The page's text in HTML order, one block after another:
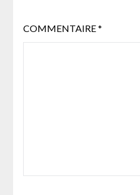
COMMENTAIRE*